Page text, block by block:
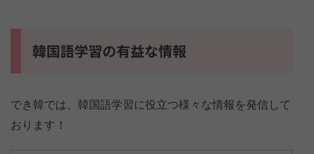
韓国語学習の有益な情報
でき韓では、韓国語学習に役立つ様々な情報を発信して
おります！